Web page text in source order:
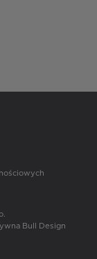
Bull Design